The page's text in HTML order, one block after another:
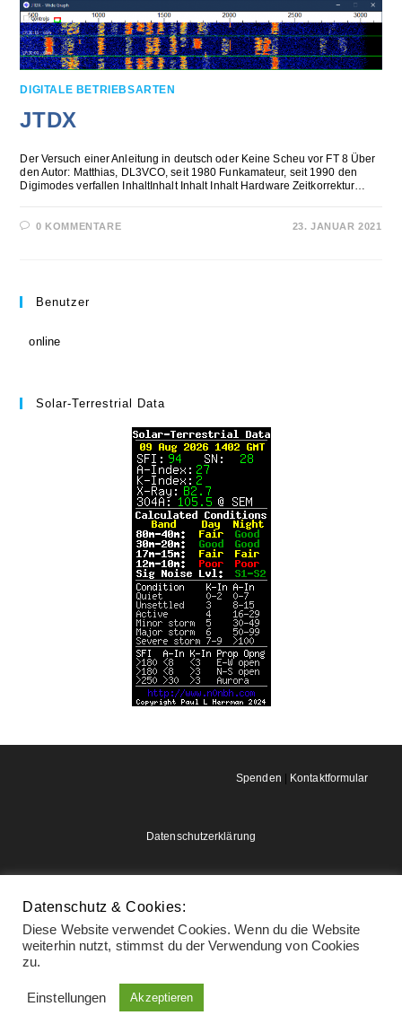
DIGITALE BETRIEBSARTEN
JTDX
Der Versuch einer Anleitung in deutsch oder Keine Scheu vor FT 8 Über
den Autor: Matthias, DL3VCO, seit 1980 Funkamateur, seit 1990 den
Digimodes verfallen InhaltInhalt Inhalt Inhalt Hardware Zeitkorrektur…
0 KOMMENTARE 23. JANUAR 2021
Benutzer
online
Solar-Terrestrial Data
Spenden | Kontaktformular
Datenschutzerklärung
Datenschutz & Cookies:
Diese Website verwendet Cookies. Wenn du die Website
weiterhin nutzt, stimmst du der Verwendung von Cookies
zu.
Einstellungen Akzeptieren